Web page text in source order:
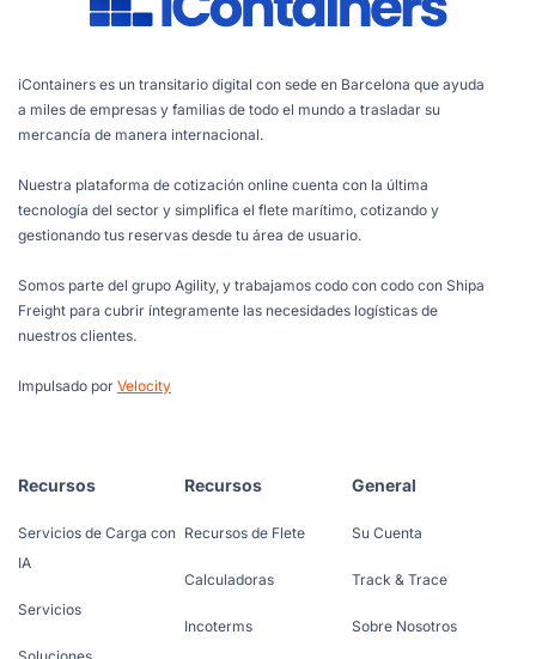
iContainers es un transitario digital con sede en Barcelona que ayuda
a miles de empresas y familias de todo el mundo a trasladar su
mercancía de manera internacional.
Nuestra plataforma de cotización online cuenta con la última
tecnología del sector y simplifica el flete marítimo, cotizando y
gestionando tus reservas desde tu área de usuario.
Somos parte del grupo Agility, y trabajamos codo con codo con Shipa
Freight para cubrir íntegramente las necesidades logísticas de
nuestros clientes.
Impulsado por Velocity
Recursos
Servicios de Carga con
IA
Servicios
Recursos
Recursos de Flete
Calculadoras
Incoterms
General
Su Cuenta
Track & Trace
Sobre Nosotros